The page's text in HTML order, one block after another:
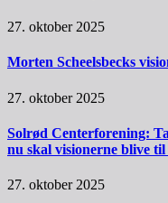
27. oktober 2025
Morten Scheelsbecks
27. oktober 2025
Solrød Centerforening:
nu skal visionerne blive
27. oktober 2025